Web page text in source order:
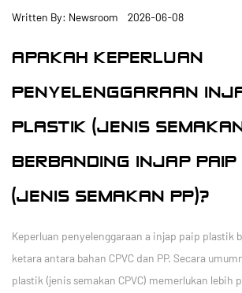
Written By: Newsroom 2026-06-08
APAKAH KEPERLUAN
PENYELENGGARAAN
PLASTIK (JENIS
BERBANDING INJAP PAIP
(JENIS SEMAKAN PP)?
Keperluan penyelenggaraan a injap paip plastik
ketara antara bahan CPVC dan PP. Secara
plastik (jenis semakan CPVC) memerlukan lebih